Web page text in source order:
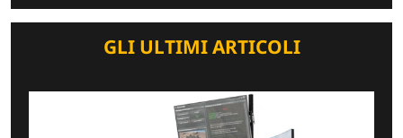
GLI ULTIMI ARTICOLI